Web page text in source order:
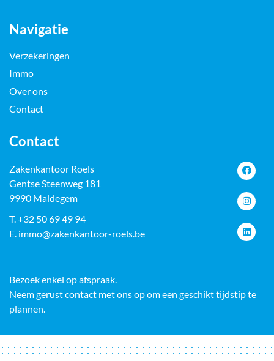
Navigatie
Verzekeringen
Immo
Over ons
Contact
Contact
Zakenkantoor Roels
Gentse Steenweg 181
9990 Maldegem
T. +32 50 69 49 94
E. immo@zakenkantoor-roels.be
Bezoek enkel op afspraak.
Neem gerust contact met ons op om een geschikt tijdstip te
plannen.